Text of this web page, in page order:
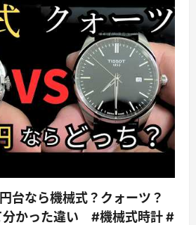
台なら機械式？クォーツ？
分かった違い #機械式時計 #